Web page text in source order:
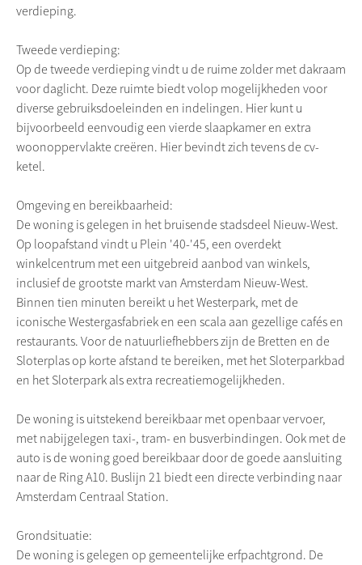
verdieping.
Tweede verdieping:
Op de tweede verdieping vindt u de ruime zolder met dakraam
voor daglicht. Deze ruimte biedt volop mogelijkheden voor
diverse gebruiksdoeleinden en indelingen. Hier kunt u
bijvoorbeeld eenvoudig een vierde slaapkamer en extra
woonoppervlakte creëren. Hier bevindt zich tevens de cv-
ketel.
Omgeving en bereikbaarheid:
De woning is gelegen in het bruisende stadsdeel Nieuw-West.
Op loopafstand vindt u Plein '40-'45, een overdekt
winkelcentrum met een uitgebreid aanbod van winkels,
inclusief de grootste markt van Amsterdam Nieuw-West.
Binnen tien minuten bereikt u het Westerpark, met de
iconische Westergasfabriek en een scala aan gezellige cafés en
restaurants. Voor de natuurliefhebbers zijn de Bretten en de
Sloterplas op korte afstand te bereiken, met het Sloterparkbad
en het Sloterpark als extra recreatiemogelijkheden.
De woning is uitstekend bereikbaar met openbaar vervoer,
met nabijgelegen taxi-, tram- en busverbindingen. Ook met de
auto is de woning goed bereikbaar door de goede aansluiting
naar de Ring A10. Buslijn 21 biedt een directe verbinding naar
Amsterdam Centraal Station.
Grondsituatie:
De woning is gelegen op gemeentelijke erfpachtgrond. De